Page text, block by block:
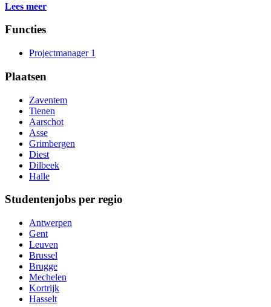
Lees meer
Functies
Projectmanager 1
Plaatsen
Zaventem
Tienen
Aarschot
Asse
Grimbergen
Diest
Dilbeek
Halle
Studentenjobs per regio
Antwerpen
Gent
Leuven
Brussel
Brugge
Mechelen
Kortrijk
Hasselt